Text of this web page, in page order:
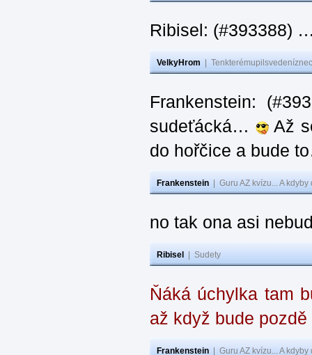
Ribisel: (#393388)
VelkyHrom
Frankenstein:
sudeťácká…
Až
do hořčice a bude
Frankenstein Guru AZ kvízu... A
no tak ona asi
Ribisel Sudety
Ňáká úchylka tam
až když bude pozdě
Frankenstein Guru AZ kvízu... A